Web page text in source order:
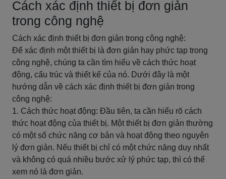
Cách xác định thiết bị đơn giản
trong công nghệ
Cách xác định thiết bị đơn giản trong công nghệ:
Để xác định một thiết bị là đơn giản hay phức tạp trong
công nghệ, chúng ta cần tìm hiểu về cách thức hoạt
động, cấu trúc và thiết kế của nó. Dưới đây là một
hướng dẫn về cách xác định thiết bị đơn giản trong
công nghệ:
1. Cách thức hoạt động: Đầu tiên, ta cần hiểu rõ cách
thức hoạt động của thiết bị. Một thiết bị đơn giản thường
có một số chức năng cơ bản và hoạt động theo nguyên
lý đơn giản. Nếu thiết bị chỉ có một chức năng duy nhất
và không có quá nhiều bước xử lý phức tạp, thì có thể
xem nó là đơn giản.